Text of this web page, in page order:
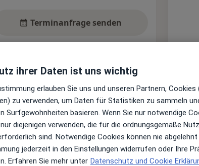
Terminanfrage senden
auf die Betreuung von Tänzern und
Performer bist, bist du bei mir
vom beruflichen
ihrer Daten ist uns wichtig
erlauben Sie uns und unseren Partnern, Cookies
zu verwenden, um Daten für Statistiken zu sammeln
Surfgewohnheiten basieren. Wenn Sie nur notwendige
diejenigen verwenden, die für die ordnungsgemäße
sind. Notwendige Cookies können nie abgelehnt
jederzeit in den Einstellungen widerrufen oder Ihre
Erfahren Sie mehr unter Datenschutz und Cookie